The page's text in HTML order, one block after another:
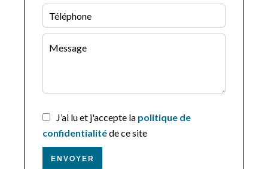
J’ai lu et j'accepte la politique de
confidentialitéde ce site
ENVOYER